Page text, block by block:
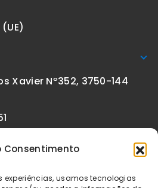
Consentimento
experiências, usamos tecnologias
Xavier Nº352, 3750-144
online.pt